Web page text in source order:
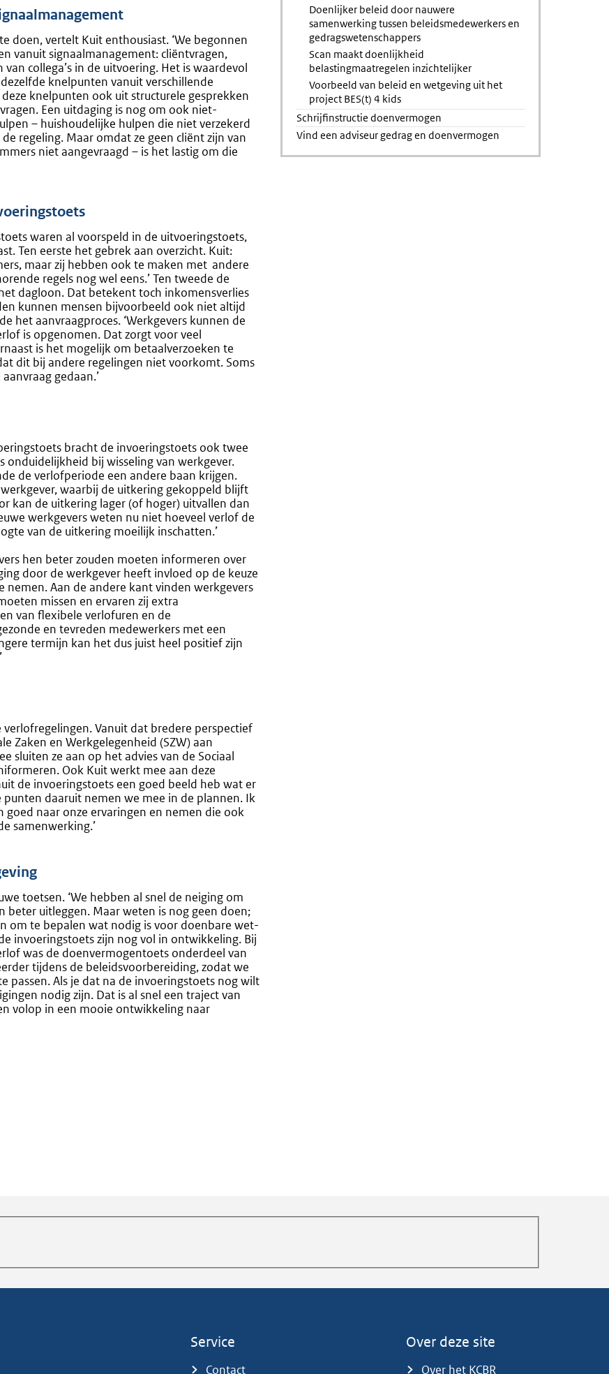
doen, vertelt Kuit enthousiast. ‘We begonnen
vanuit signaalmanagement: cliëntvragen,
collega’s in de uitvoering. Het is waardevol
knelpunten vanuit verschillende
knelpunten ook uit structurele gesprekken
Een uitdaging is nog om ook niet-
– huishoudelijke hulpen die niet verzekerd
regeling. Maar omdat ze geen cliënt zijn van
niet aangevraagd – is het lastig om die
waren al voorspeld in de uitvoeringstoets,
Ten eerste het gebrek aan overzicht. Kuit:
maar zij hebben ook te maken met andere
regels nog wel eens.’ Ten tweede de
dagloon. Dat betekent toch inkomensverlies
kunnen mensen bijvoorbeeld ook niet altijd
het aanvraagproces. ‘Werkgevers kunnen de
is opgenomen. Dat zorgt voor veel
is het mogelijk om betaalverzoeken te
dit bij andere regelingen niet voorkomt. Soms
gedaan.’
bracht de invoeringstoets ook twee
bij wisseling van werkgever.
de verlofperiode een andere baan krijgen.
waarbij de uitkering gekoppeld blijft
kan de uitkering lager (of hoger) uitvallen dan
werkgevers weten nu niet hoeveel verlof de
van de uitkering moeilijk inschatten.’
hen beter zouden moeten informeren over
door de werkgever heeft invloed op de keuze
Aan de andere kant vinden werkgevers
missen en ervaren zij extra
van flexibele verlofuren en de
en tevreden medewerkers met een
termijn kan het dus juist heel positief zijn
Vanuit dat bredere perspectief
Zaken en Werkgelegenheid (SZW) aan
sluiten ze aan op het advies van de Sociaal
Ook Kuit werkt mee aan deze
de invoeringstoets een goed beeld heb wat er
punten daaruit nemen we mee in de plannen. Ik
goed naar onze ervaringen en nemen die ook
samenwerking.’
toetsen. ‘We hebben al snel de neiging om
beter uitleggen. Maar weten is nog geen doen;
om te bepalen wat nodig is voor doenbare wet-
invoeringstoets zijn nog vol in ontwikkeling. Bij
was de doenvermogentoets onderdeel van
tijdens de beleidsvoorbereiding, zodat we
passen. Als je dat na de invoeringstoets nog wilt
nodig zijn. Dat is al snel een traject van
volop in een mooie ontwikkeling naar
Doenlijker beleid door nauwere
samenwerking tussen beleidsmedewerkers en
gedragswetenschappers
Scan maakt doenlijkheid
belastingmaatregelen inzichtelijker
Voorbeeld van beleid en wetgeving uit het
project BES(t) 4 kids
Schrijfinstructie doenvermogen
Vind een adviseur gedrag en doenvermogen
Service
Contact
Over deze site
Over het KCBR